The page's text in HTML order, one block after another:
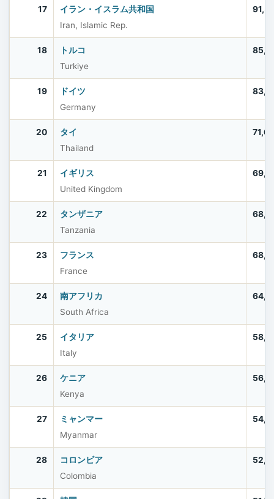
17
イラン・イスラム共和国
Iran, Islamic Rep.
18
トルコ
Turkiye
19
ドイツ
Germany
20
タイ
Thailand
21
イギリス
United Kingdom
22
タンザニア
Tanzania
23
フランス
France
24
南アフリカ
South Africa
25
イタリア
Italy
26
ケニア
Kenya
27
ミャンマー
Myanmar
28
コロンビア
Colombia